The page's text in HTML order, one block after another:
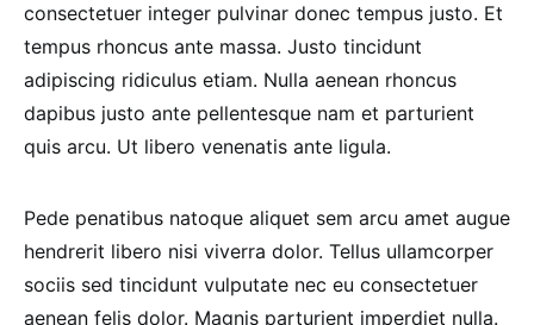
consectetuer integer pulvinar donec tempus justo. Et
tempus rhoncus ante massa. Justo tincidunt
adipiscing ridiculus etiam. Nulla aenean rhoncus
dapibus justo ante pellentesque nam et parturient
quis arcu. Ut libero venenatis ante ligula.
Pede penatibus natoque aliquet sem arcu amet augue
hendrerit libero nisi viverra dolor. Tellus ullamcorper
sociis sed tincidunt vulputate nec eu consectetuer
aenean felis dolor. Magnis parturient imperdiet nulla.